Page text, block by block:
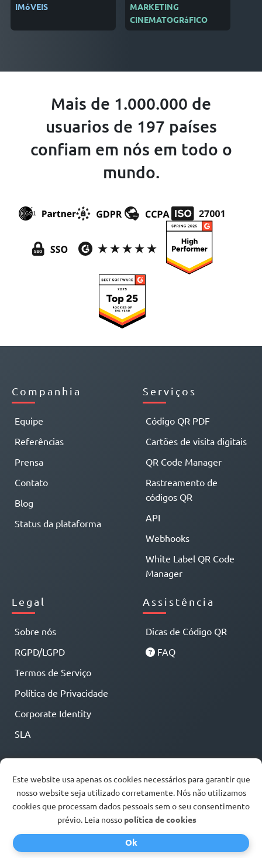
IMóVEIS
MARKETING
CINEMATOGRáFICO
Mais de 1.000.000 de
usuarios de 197 países
confiam em nós em todo o
mundo.
Companhia
Equipe
Referências
Prensa
Contato
Blog
Status da plataforma
Serviços
Código QR PDF
Cartões de visita digitais
QR Code Manager
Rastreamento de
códigos QR
API
Webhooks
White Label QR Code
Manager
Legal
Sobre nós
RGPD/LGPD
Termos de Serviço
Política de Privacidade
Corporate Identity
SLA
Assistência
Dicas de Código QR
FAQ
Este website usa apenas os cookies necessários para garantir que
nosso website seja utilizado corretamente. Nós não utilizamos
cookies que processam dados pessoais sem o seu consentimento
prévio. Leia nosso política de cookies
Ok